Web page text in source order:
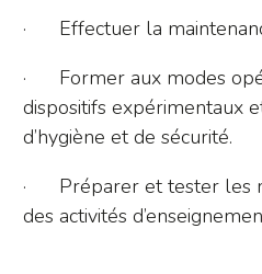
· Effectuer la
· Former aux modes
dispositifs expérimentaux
d’hygiène et de sécurité.
· Préparer et tester les
des activités